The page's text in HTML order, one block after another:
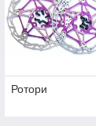
Ротори